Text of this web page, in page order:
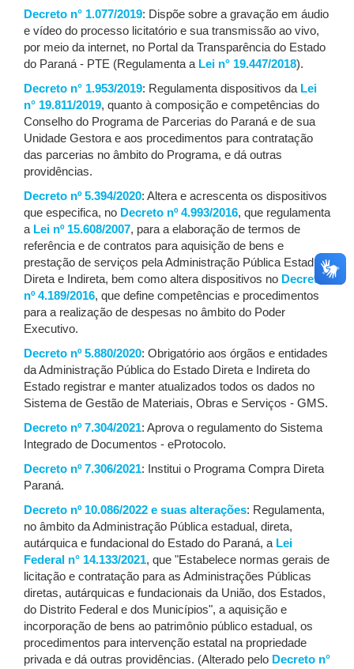
Decreto n° 1.077/2019: Dispõe sobre a gravação em áudio
e vídeo do processo licitatório e sua transmissão ao vivo,
por meio da internet, no Portal da Transparência do Estado
do Paraná - PTE (Regulamenta a Lei n° 19.447/2018).
Decreto n° 1.953/2019: Regulamenta dispositivos da Lei
n° 19.811/2019, quanto à composição e competências do
Conselho do Programa de Parcerias do Paraná e de sua
Unidade Gestora e aos procedimentos para contratação
das parcerias no âmbito do Programa, e dá outras
providências.
Decreto nº 5.394/2020: Altera e acrescenta os dispositivos
que especifica, no Decreto nº 4.993/2016, que regulamenta
a Lei nº 15.608/2007, para a elaboração de termos de
referência e de contratos para aquisição de bens e
prestação de serviços pela Administração Pública Estadual
Direta e Indireta, bem como altera dispositivos no Decreto
nº 4.189/2016, que define competências e procedimentos
para a realização de despesas no âmbito do Poder
Executivo.
Decreto nº 5.880/2020: Obrigatório aos órgãos e entidades
da Administração Pública do Estado Direta e Indireta do
Estado registrar e manter atualizados todos os dados no
Sistema de Gestão de Materiais, Obras e Serviços - GMS.
Decreto nº 7.304/2021: Aprova o regulamento do Sistema
Integrado de Documentos - eProtocolo.
Decreto nº 7.306/2021: Institui o Programa Compra Direta
Paraná.
Decreto nº 10.086/2022 e suas alterações: Regulamenta,
no âmbito da Administração Pública estadual, direta,
autárquica e fundacional do Estado do Paraná, a Lei
Federal n° 14.133/2021, que "Estabelece normas gerais de
licitação e contratação para as Administrações Públicas
diretas, autárquicas e fundacionais da União, dos Estados,
do Distrito Federal e dos Municípios", a aquisição e
incorporação de bens ao patrimônio público estadual, os
procedimentos para intervenção estatal na propriedade
privada e dá outras providências. (Alterado pelo Decreto n°